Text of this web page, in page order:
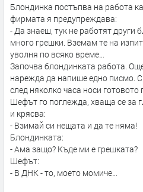
Блондинка постъпва на работа
фирмата я предупреждава:
- Да знаеш, тук не работят други
много грешки. Вземам те на
уволня по всяко време…
Започва блондинката работа.
нарежда да напише едно писмо.
след няколко часа носи готовото
Шефът го поглежда, хваща се за
и крясва:
- Взимай си нещата и да те няма!
Блондинката:
- Ама защо? Къде ми е грешката?
Шефът:
- В ДНК - то, моето момиче…